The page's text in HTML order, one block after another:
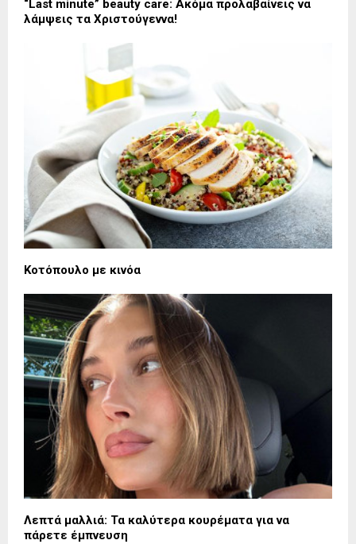
“Last minute” beauty care: Ακόμα προλαβαίνεις να
λάμψεις τα Χριστούγεννα!
Κοτόπουλο με κινόα
Λεπτά μαλλιά: Τα καλύτερα κουρέματα για να
πάρετε έμπνευση